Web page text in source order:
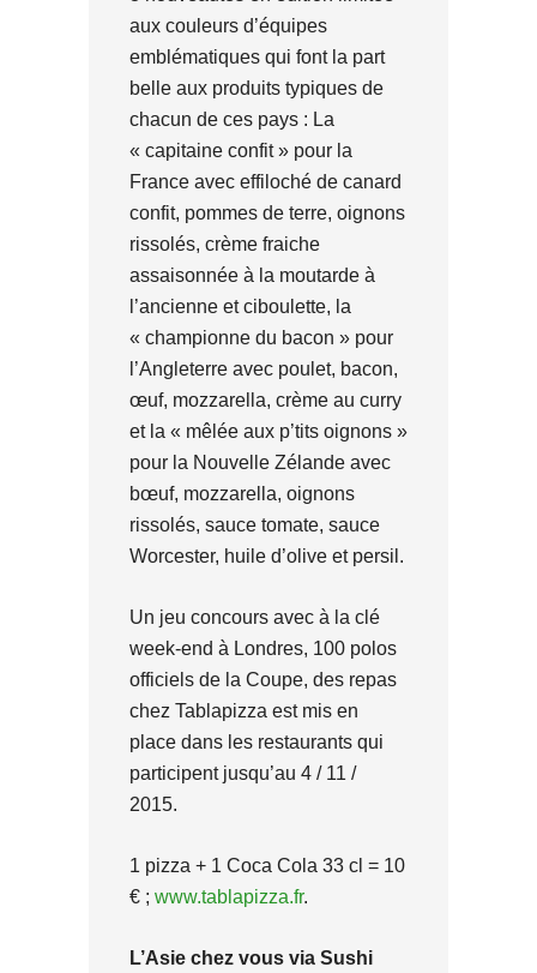
aux couleurs d’équipes
emblématiques qui font la part
belle aux produits typiques de
chacun de ces pays : La
« capitaine confit » pour la
France avec effiloché de canard
confit, pommes de terre, oignons
rissolés, crème fraiche
assaisonnée à la moutarde à
l’ancienne et ciboulette, la
« championne du bacon » pour
l’Angleterre avec poulet, bacon,
œuf, mozzarella, crème au curry
et la « mêlée aux p’tits oignons »
pour la Nouvelle Zélande avec
bœuf, mozzarella, oignons
rissolés, sauce tomate, sauce
Worcester, huile d’olive et persil.
Un jeu concours avec à la clé
week-end à Londres, 100 polos
officiels de la Coupe, des repas
chez Tablapizza est mis en
place dans les restaurants qui
participent jusqu’au 4 / 11 /
2015.
1 pizza + 1 Coca Cola 33 cl = 10
€ ; www.tablapizza.fr.
L’Asie chez vous via Sushi